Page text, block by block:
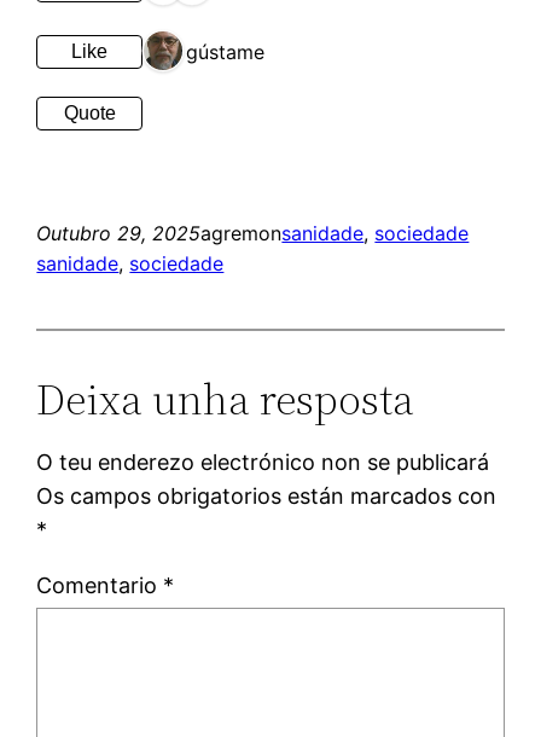
Like 1 gústame
Quote
Outubro 29, 2025agremonsanidade, sociedade
sanidade, sociedade
Deixa unha resposta
O teu enderezo electrónico non se publicará
Os campos obrigatorios están marcados con
*
Comentario *